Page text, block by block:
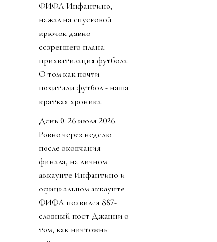
ФИФА Инфантино,
нажал на спусковой
крючок давно
созревшего плана:
прихватизация футбола.
О том как почти
похитили футбол - наша
краткая хроника.
День 0. 26 июля 2026.
Ровно через неделю
после окончания
финала, на личном
аккаунте Инфантино и
официальном аккаунте
ФИФА появился 887-
словный пост Джанни о
том, как ничтожны